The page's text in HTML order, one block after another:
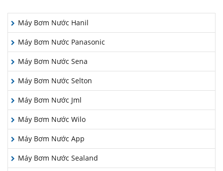
Máy Bơm Nước Hanil
Máy Bơm Nước Panasonic
Máy Bơm Nước Sena
Máy Bơm Nước Selton
Máy Bơm Nước Jml
Máy Bơm Nước Wilo
Máy Bơm Nước App
Máy Bơm Nước Sealand